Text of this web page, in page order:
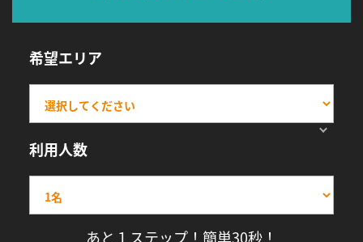
希望エリア
利用人数
あと１ステップ！簡単30秒！